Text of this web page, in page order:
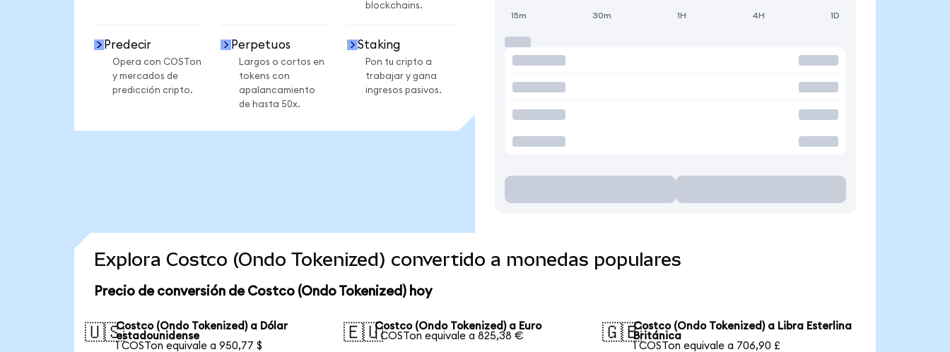
blockchains.
Predecir
Opera con COSTon
y mercados de
predicción cripto.
Perpetuos
Largos o cortos en
tokens con
apalancamiento
de hasta 50x.
Staking
Pon tu cripto a
trabajar y gana
ingresos pasivos.
15m 30m 1H 4H 1D
Explora Costco (Ondo Tokenized) convertido a monedas populares
Precio de conversión de Costco (Ondo Tokenized) hoy
🇺🇸Costco (Ondo Tokenized) a Dólar
estadounidense
1 COSTon equivale a 950,77 $
🇪🇺Costco (Ondo Tokenized) a Euro
1 COSTon equivale a 825,38 €
🇬🇧Costco (Ondo Tokenized) a Libra Esterlina
Británica
1 COSTon equivale a 706,90 £